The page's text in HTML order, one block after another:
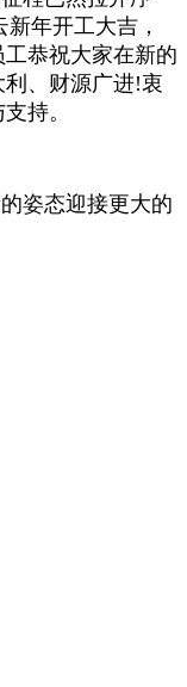
年开工大吉，
恭祝大家在新的
、财源广进!衷
持。
姿态迎接更大的